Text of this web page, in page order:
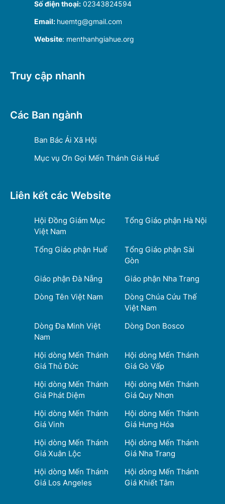
Số điện thoại: 02343824594
Email: huemtg@gmail.com
Website: menthanhgiahue.org
Truy cập nhanh
Các Ban ngành
Ban Bác Ái Xã Hội
Mục vụ Ơn Gọi Mến Thánh Giá Huế
Liên kết các Website
Hội Đồng Giám Mục
Việt Nam
Tổng Giáo phận Hà Nội
Tổng Giáo phận Huế
Tổng Giáo phận Sài
Gòn
Giáo phận Đà Nẵng
Giáo phận Nha Trang
Dòng Tên Việt Nam
Dòng Chúa Cứu Thế
Việt Nam
Dòng Đa Minh Việt
Nam
Dòng Don Bosco
Hội dòng Mến Thánh
Giá Thủ Đức
Hội dòng Mến Thánh
Giá Gò Vấp
Hội dòng Mến Thánh
Giá Phát Diệm
Hội dòng Mến Thánh
Giá Quy Nhơn
Hội dòng Mến Thánh
Giá Vinh
Hội dòng Mến Thánh
Giá Hưng Hóa
Hội dòng Mến Thánh
Giá Xuân Lộc
Hội dòng Mến Thánh
Giá Nha Trang
Hội dòng Mến Thánh
Giá Los Angeles
Hội dòng Mến Thánh
Giá Khiết Tâm